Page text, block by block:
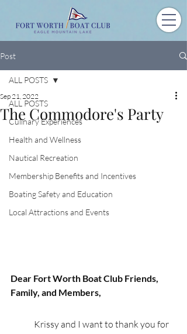
Post
ALL POSTS
Culinary Experiences
Health and Wellness
Nautical Recreation
Membership Benefits and Incentives
Boating Safety and Education
Local Attractions and Events
ALL POSTS
The Commodore's Party
Sep 21, 2022
Dear Fort Worth Boat Club Friends,
Family, and Members,